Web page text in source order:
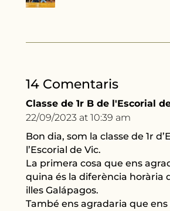
14 Comentaris
Classe de 1r B de l'Escorial
22/09/2023 at 10:39 am
Bon dia, som la classe de 1r
l’Escorial de Vic.
La primera cosa que ens
quina és la diferència horària
illes Galápagos.
També ens agradaria que